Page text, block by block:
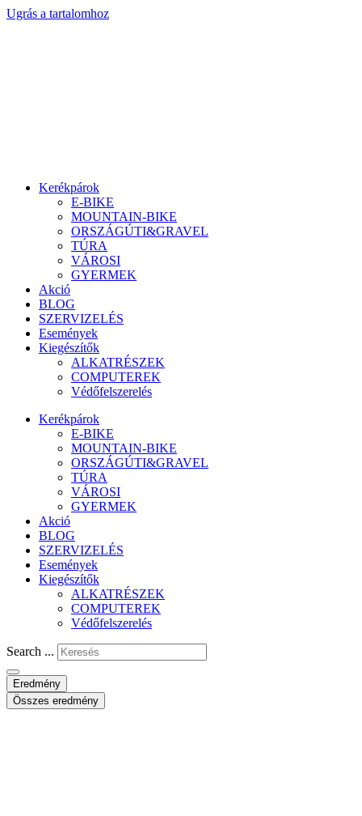
Ugrás a tartalomhoz
Kerékpárok
E-BIKE
MOUNTAIN-BIKE
ORSZÁGÚTI&GRAVEL
TÚRA
VÁROSI
GYERMEK
Akció
BLOG
SZERVIZELÉS
Események
Kiegészítők
ALKATRÉSZEK
COMPUTEREK
Védőfelszerelés
Kerékpárok
E-BIKE
MOUNTAIN-BIKE
ORSZÁGÚTI&GRAVEL
TÚRA
VÁROSI
GYERMEK
Akció
BLOG
SZERVIZELÉS
Események
Kiegészítők
ALKATRÉSZEK
COMPUTEREK
Védőfelszerelés
Search ...
Eredmény
Összes eredmény